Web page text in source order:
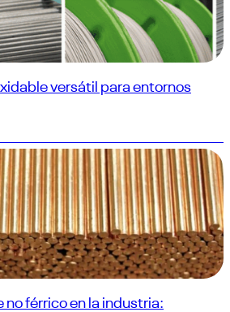
versátil para entornos
no férrico en la industria: